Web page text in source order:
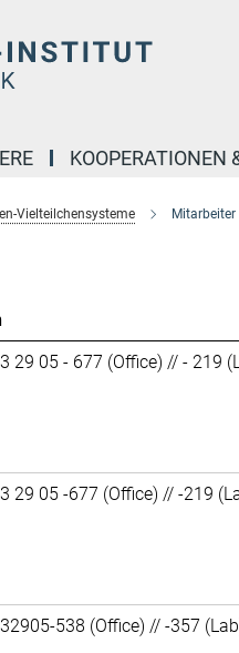
KOOPERATIONEN
Vielteilchensysteme Mitarbeiter
29 05 - 677 (Office) // - 219
29 05 -677 (Office) // -219
538 (Office) // -357